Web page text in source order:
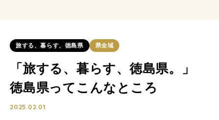
旅する、暮らす、徳島県 県全域
「旅する、暮らす、徳島県。」
徳島県ってこんなところ
2025.02.01